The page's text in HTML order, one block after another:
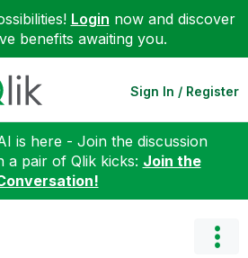
Login now and discover
benefits awaiting you.
Sign In / Register
is here - Join the discussion
a pair of Qlik kicks: Join the